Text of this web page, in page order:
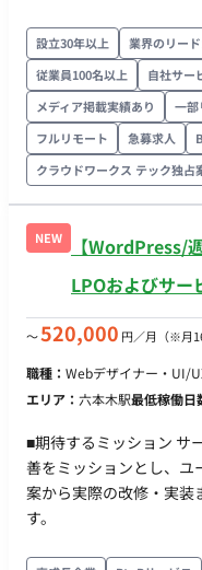
対応手順書の整備、品質
ム稼働率などの数値モニ
ート業務（一部プレイング） 【会員からの問い合わせ
領収書発行・退会処理・
種申請対応 ・学習サー
内エンジニアへの連携 ・オペレー
の学習管理システムへの
次対応 ・イベント関連オペレーション
ベントの当日立ち合い 稼働量：週25〜35時間程度（週3〜5日
相当）
設立30年以上
業界のリー
従業員100名以上
自社サー
メディア掲載実績あり
一部
フルリモート
急募求人
クラウドワークス テック独占
NEW
【WordPress/
LPOおよびサー
〜520,000 円／月 （※月
職種： Webデザイナー・UI/
エリア： 六本木駅最低稼働日
■期待するミッション サ
善をミッションとし、ユ
案から実際の改修・実装
す。